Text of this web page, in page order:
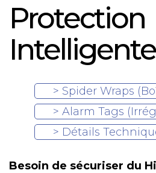
Protection
> Spider Wraps
> Alarm Tags
> Détails
Besoin de sécuriser du